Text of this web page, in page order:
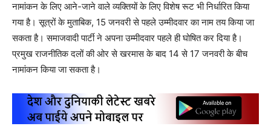
नामांकन के लिए आने-जाने वाले व्यक्तियों के लिए विशेष रूट भी निर्धारित किया
गया है। सूत्रों के मुताबिक, 15 जनवरी से पहले उम्मीदवार का नाम तय किया जा
सकता है। समाजवादी पार्टी ने अपना उम्मीदवार पहले ही घोषित कर दिया है।
प्रमुख राजनीतिक दलों की ओर से खरमास के बाद 14 से 17 जनवरी के बीच
नामांकन किया जा सकता है।